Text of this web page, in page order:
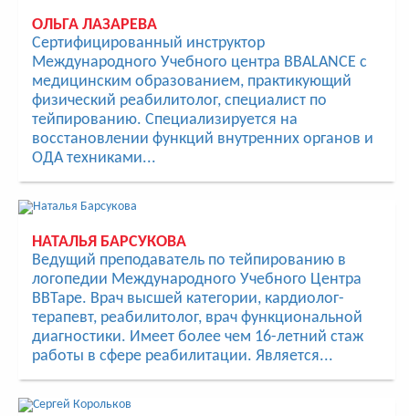
ОЛЬГА ЛАЗАРЕВА
Сертифицированный инструктор
Международного Учебного центра BBALANCE с
медицинским образованием, практикующий
физический реабилитолог, специалист по
тейпированию. Специализируется на
восстановлении функций внутренних органов и
ОДА техниками...
НАТАЛЬЯ БАРСУКОВА
Ведущий преподаватель по тейпированию в
логопедии Международного Учебного Центра
BBTape. Врач высшей категории, кардиолог-
терапевт, реабилитолог, врач функциональной
диагностики. Имеет более чем 16-летний стаж
работы в сфере реабилитации. Является...